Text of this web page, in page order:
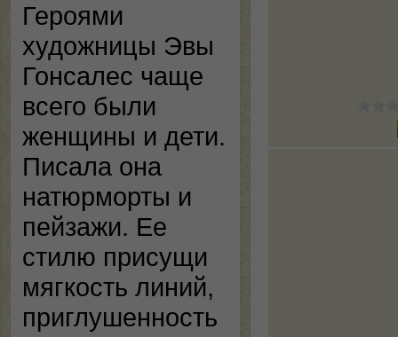
Героями
художницы Эвы
Гонсалес чаще
всего были
женщины и дети.
Писала она
натюрморты и
пейзажи. Ее
стилю присущи
мягкость линий,
приглушенность